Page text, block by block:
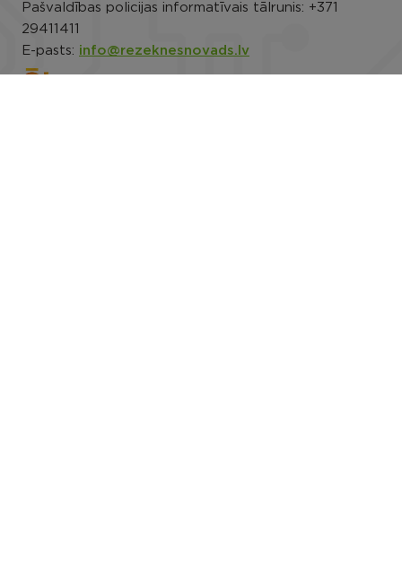
Pašvaldības policijas informatīvais tālrunis: +371
29411411
E-pasts: info@rezeknesnovads.lv